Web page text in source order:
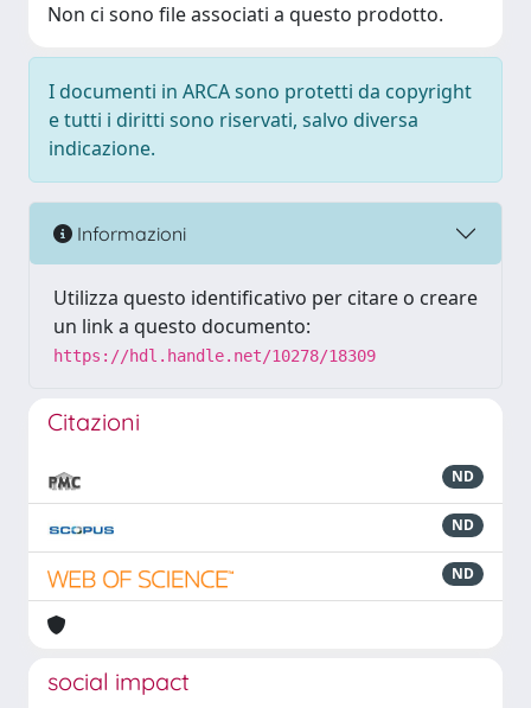
Non ci sono file associati a questo prodotto.
I documenti in ARCA sono protetti da copyright
e tutti i diritti sono riservati, salvo diversa
indicazione.
Informazioni
Utilizza questo identificativo per citare o creare
un link a questo documento:
https://hdl.handle.net/10278/18309
Citazioni
ND
ND
ND
social impact